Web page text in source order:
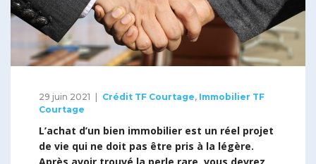
29 juin 2021 Crédit TF Courtage, Immobilier TF
Courtage
L’achat d’un bien immobilier est un réel projet
de vie qui ne doit pas être pris à la légère.